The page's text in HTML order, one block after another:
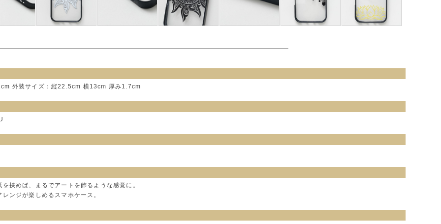
外装サイズ：縦22.5cm 横13cm 厚み1.7cm
挟めば、まるでアートを飾るような感覚に。
ンジが楽しめるスマホケース。